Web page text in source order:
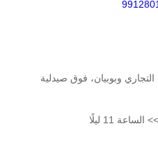
البنك التجاري وبوبيان، فوق صيدلية